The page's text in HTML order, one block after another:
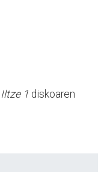
Iltze 1 diskoaren